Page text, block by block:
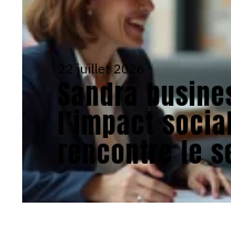
22 juillet 2026
Sandra
l’impact
rencontre le